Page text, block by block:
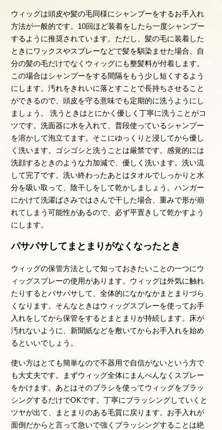
ウィッグは頭皮や髪の毛同様にシャンプーをするお手入れ
方法が一般的です。10回ほど装着をしたら一度シャンプー
するように推奨されています。ただし、髪の毛に装着した
ときにワックスやスプレーなどで髪を馴染ませた場合、自
分の髪の毛だけでなくウィッグにも整髪料が付着します。
この場合はシャンプーをする間隔をもう少し短くするよう
にします。汚れをきれいに落とすことで長持ちさせること
ができるので、頭皮を守る意味でも定期的に洗うようにし
ましょう。 洗うときはとにかく優しく丁寧に洗うことがコ
ツです。洗面器に水を入れて、普段使っているシャンプー
を溶かして泡立てます。そこにゆっくりと浸してから優し
く洗います。ゴシゴシと洗うことは厳禁です。感覚的には
洗顔するときのような力加減で、優しく洗います。洗い流
して完了です。洗い終わったあとはタオルでしっかりと水
分を吸い取って、陰干しをして乾かしましょう。ハンガー
にかけて洗濯ばさみではさんで干した場合、重みで形が崩
れてしまう可能性があるので、必ず平置きして乾かすよう
にします。
パサパサしてまとまりがなくなったとき
ウィッグの保管方法として知っておきたいことの一つにウ
ィッグスプレーの使用があります。ウィッグは外気に触れ
たりするとパサパサして、全体的になかなかまとまりづら
くなります。そんなときはウィッグスプレーを使ってお手
入れをしてから保管をするとまとまりが持続します。床が
汚れないように、新聞紙などを敷いてからお手入れを始め
るといいでしょう。
使い方はとても簡単なので不器用で自信がないという方で
も大丈夫です。まずウィッグ全体にまんべんなくスプレー
をかけます。あとはそのブラシを使ってウィッグをブラッ
シングするだけでOKです。丁寧にブラッシングしていくと
ツヤが出て、まとまりのある毛質に戻ります。お手入れが
面倒だからと言って急いで強くブラッシングすることは絶